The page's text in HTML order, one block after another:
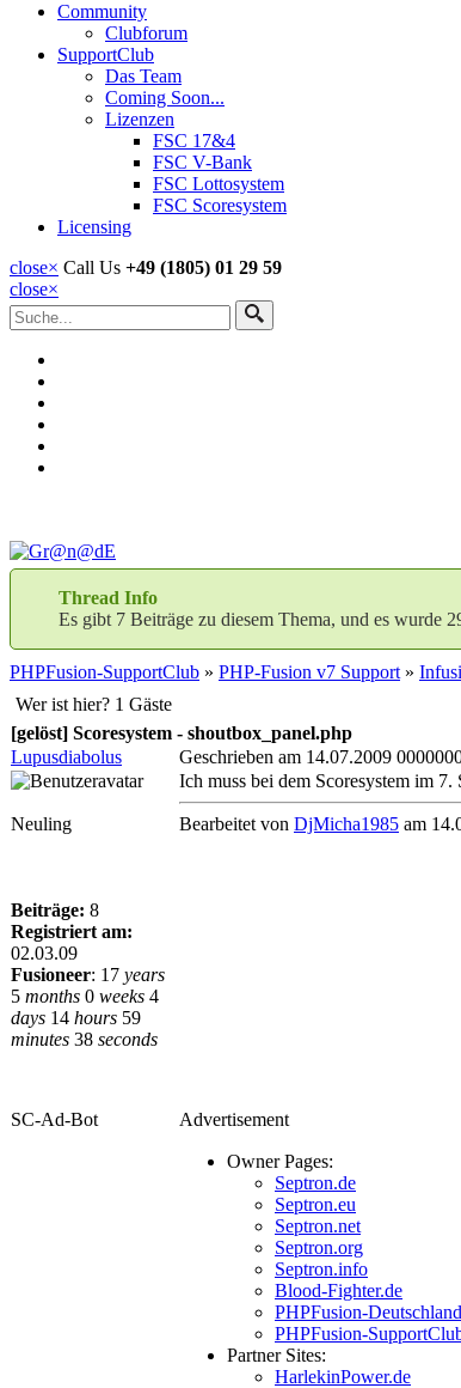
Community
Clubforum
SupportClub
Das Team
Coming Soon...
Lizenzen
FSC 17&4
FSC V-Bank
FSC Lottosystem
FSC Scoresystem
Licensing
close× Call Us +49 (1805) 01 29 59
close×
Thread Info
Es gibt 7 Beiträge zu diesem Thema, und es wurde
PHPFusion-SupportClub » PHP-Fusion v7 Support »
Wer ist hier? 1 Gäste
[gelöst] Scoresystem - shoutbox_panel.php
Lupusdiabolus
Geschrieben am 14.07.2009
Neuling
Beiträge: 8
Registriert am:
02.03.09
Fusioneer: 17 years
5 months 0 weeks 4
days 14 hours 59
minutes 38 seconds
Ich muss bei dem Scoresystem im
Bearbeitet von DjMicha1985 am
SC-Ad-Bot Advertisement
Owner Pages:
Septron.de
Septron.eu
Septron.net
Septron.org
Septron.info
Blood-Fighter.de
PHPFusion-
PHPFusion-
Partner Sites:
HarlekinPower.de